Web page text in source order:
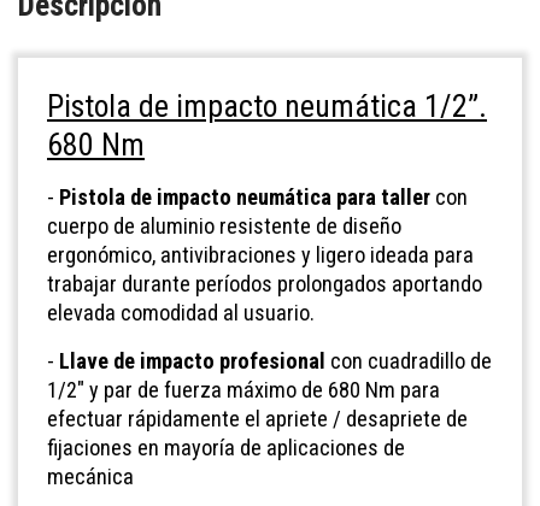
Pistola de impacto neumática 1/2”.
680 Nm
- Pistola de impacto neumática para taller con
cuerpo de aluminio resistente de diseño
ergonómico, antivibraciones y ligero ideada para
trabajar durante períodos prolongados aportando
elevada comodidad al usuario.
- Llave de impacto profesional con cuadradillo de
1/2" y par de fuerza máximo de 680 Nm para
efectuar rápidamente el apriete / desapriete de
fijaciones en mayoría de aplicaciones de
mecánica